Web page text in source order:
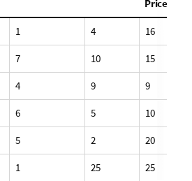
Price
1 4 16
7 10 15
4 9 9
6 5 10
5 2 20
1 25 25